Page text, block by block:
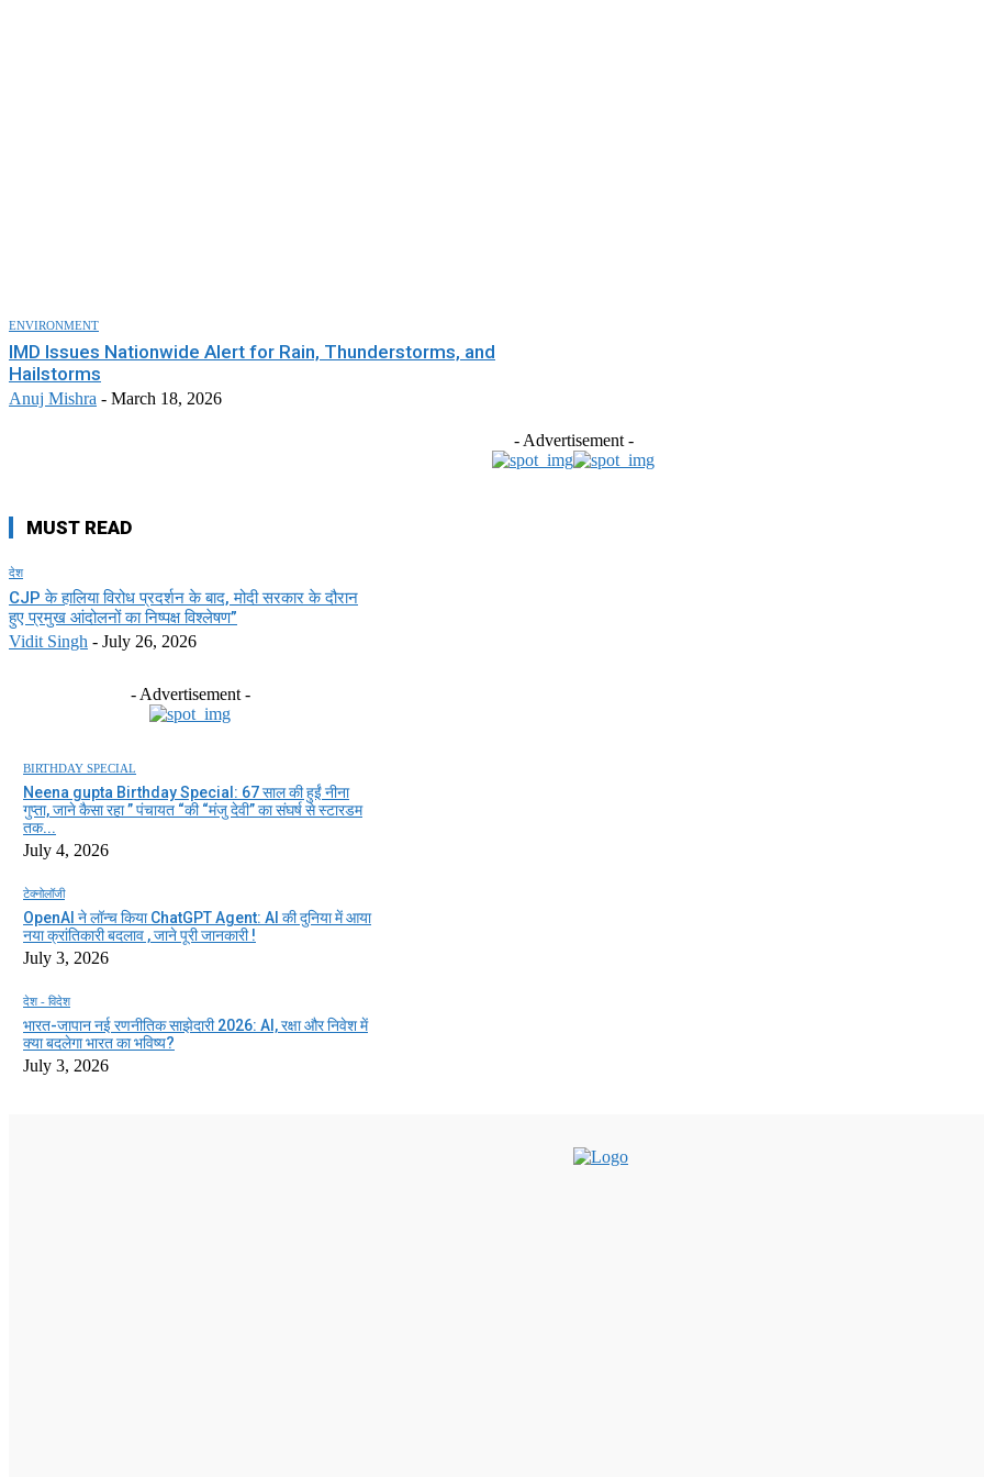
ENVIRONMENT
IMD Issues Nationwide Alert for Rain, Thunderstorms, and
Hailstorms
Anuj Mishra - March 18, 2026
- Advertisement -
MUST READ
देश
CJP के हालिया विरोध प्रदर्शन के बाद, मोदी सरकार के दौरान
हुए प्रमुख आंदोलनों का निष्पक्ष विश्लेषण”
Vidit Singh - July 26, 2026
- Advertisement -
BIRTHDAY SPECIAL
Neena gupta Birthday Special: 67 साल की हुईं नीना
गुप्ता, जाने कैसा रहा ” पंचायत “की “मंजु देवी” का संघर्ष से स्टारडम
तक...
July 4, 2026
टेक्नोलॉजी
OpenAI ने लॉन्च किया ChatGPT Agent: AI की दुनिया में आया
नया क्रांतिकारी बदलाव , जाने पूरी जानकारी !
July 3, 2026
देश - विदेश
भारत-जापान नई रणनीतिक साझेदारी 2026: AI, रक्षा और निवेश में
क्या बदलेगा भारत का भविष्य?
July 3, 2026